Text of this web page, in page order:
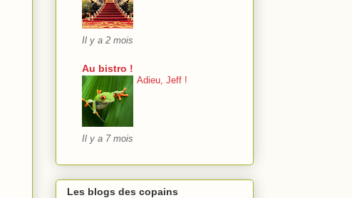
Il y a 2 mois
Au bistro !
Adieu, Jeff !
Il y a 7 mois
Les blogs des copains